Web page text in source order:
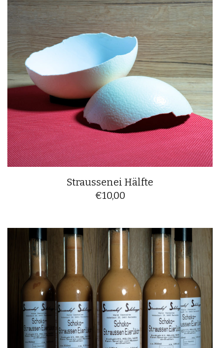
Straussenei Hälfte
€10,00